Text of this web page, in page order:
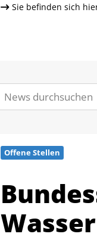
Sie befinden sich
Offene Stellen